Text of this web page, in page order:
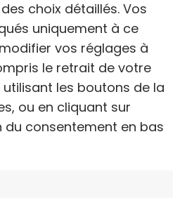
choix détaillés. Vos
uniquement à ce
vos réglages à
le retrait de votre
les boutons de la
ou en cliquant sur
du consentement en bas
activer ce contenu
Méditerranée Métropole
dédiée à la protection et
abandonnés,